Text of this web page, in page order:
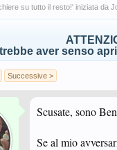
su tutto il resto!' iniziata da
aver senso
Successive >
Scusate, sono
Se al mio